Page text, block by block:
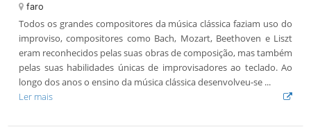
faro
Todos os grandes compositores da música clássica faziam uso do
improviso, compositores como Bach, Mozart, Beethoven e Liszt
eram reconhecidos pelas suas obras de composição, mas também
pelas suas habilidades únicas de improvisadores ao teclado. Ao
longo dos anos o ensino da música clássica desenvolveu-se ...
Ler mais